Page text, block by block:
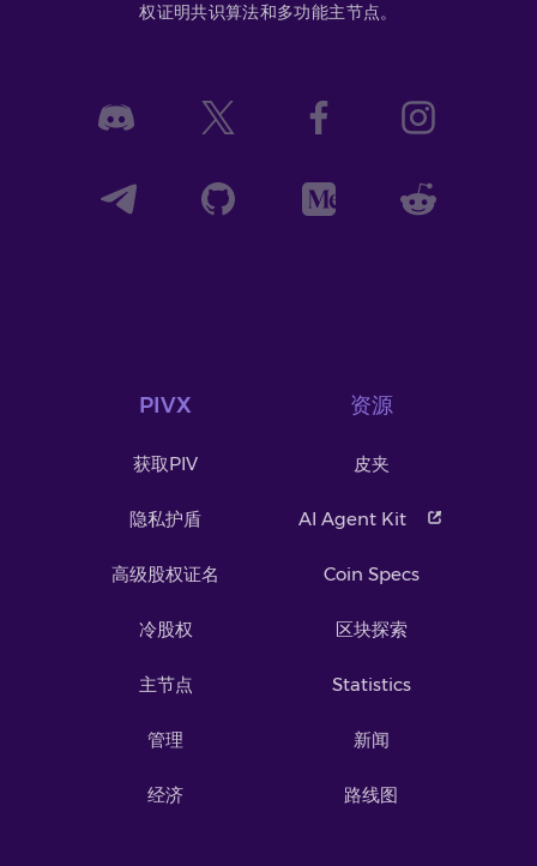
权证明共识算法和多功能主节点。
PIVX
获取PIV
隐私护盾
高级股权证名
冷股权
主节点
管理
经济
资源
皮夹
AI Agent Kit
Coin Specs
区块探索
Statistics
新闻
路线图